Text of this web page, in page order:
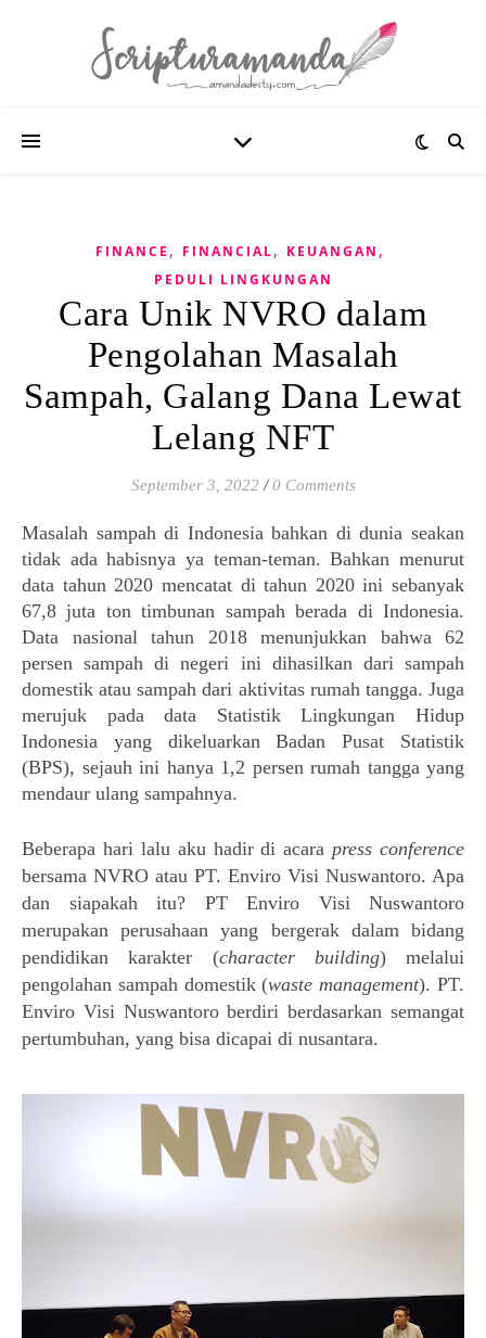
FINANCE , FINANCIAL, KEUANGAN ,
PEDULI LINGKUNGAN
Cara Unik NVRO dalam
Pengolahan Masalah
Sampah, Galang Dana Lewat
Lelang NFT
September 3, 2022 / 0 Comments
Masalah sampah di Indonesia bahkan di dunia seakan
tidak ada habisnya ya teman-teman.Bahkan menurut
data tahun 2020 mencatat di tahun 2020 ini sebanyak
67,8 juta ton timbunan sampah berada di Indonesia.
Data nasional tahun 2018 menunjukkan bahwa 62
persen sampah di negeri ini dihasilkan dari sampah
domestik atau sampah dari aktivitas rumah tangga. Juga
merujuk pada data Statistik Lingkungan Hidup
Indonesia yang dikeluarkan Badan Pusat Statistik
(BPS), sejauh ini hanya 1,2 persen rumah tangga yang
mendaur ulang sampahnya.
Beberapa hari lalu aku hadir di acara press conference
bersama NVRO atau PT. Enviro Visi Nuswantoro. Apa
dan siapakah itu? PT Enviro Visi Nuswantoro
merupakan perusahaan yang bergerak dalam bidang
pendidikan karakter (character building) melalui
pengolahan sampah domestik (waste management). PT.
Enviro Visi Nuswantoro berdiri berdasarkan semangat
pertumbuhan, yang bisa dicapai di nusantara.